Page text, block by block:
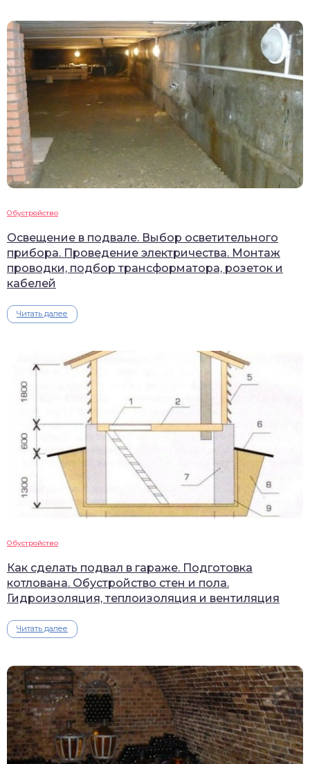
Обустройство
Освещение в подвале. Выбор осветительного
прибора. Проведение электричества. Монтаж
проводки, подбор трансформатора, розеток и
кабелей
Читать далее
Обустройство
Как сделать подвал в гараже. Подготовка
котлована. Обустройство стен и пола.
Гидроизоляция, теплоизоляция и вентиляция
Читать далее